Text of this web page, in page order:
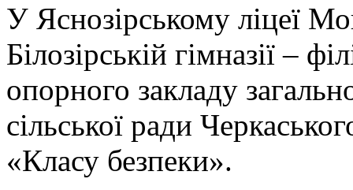
У Яснозірському ліцеї
Білозірській гімназії –
опорного закладу
сільської ради
«Класу безпеки».